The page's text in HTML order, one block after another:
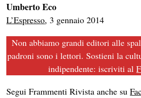
Umberto Eco
L’Espresso, 3 gennaio 2014
Non abbiamo grandi editori alle
padroni sono i lettori. Sostieni la
indipendente: iscriviti al
Segui Frammenti Rivista anche su